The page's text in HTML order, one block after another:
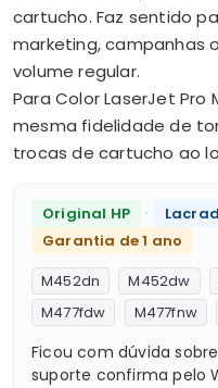
cartucho. Faz sentido
marketing, campanhas
volume regular.
Para Color LaserJet Pro
mesma fidelidade de
trocas de cartucho ao
Original HP ·
Garantia de 1 ano
M452dn
M452dw
M477fdw
M477fnw
Ficou com dúvida
suporte confirma pelo